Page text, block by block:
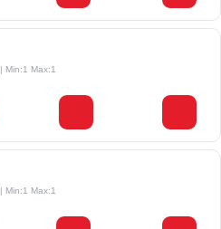
| Min:1 Max:1
| Min:1 Max:1